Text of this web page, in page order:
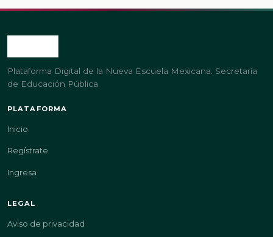
Plataforma Digital de la Nueva Escuela Mexicana. Secretaría
de Educación Pública.
PLATAFORMA
Inicio
Regístrate
Ingresa
LEGAL
Aviso de privacidad